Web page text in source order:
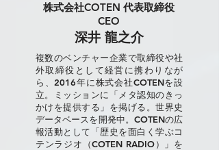
株式会社COTEN 代表取締役
CEO
深井 龍之介
複数のベンチャー企業で取締役や社
外取締役として経営に携わりなが
ら、2016年に株式会社COTENを設
立。ミッションに「メタ認知のきっ
かけを提供する」を掲げる。世界史
データベースを開発中。COTENの広
報活動として「歴史を面白く学ぶコ
テンラジオ（COTEN RADIO）」を